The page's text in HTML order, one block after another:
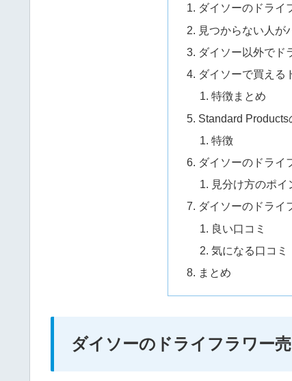
ダイソーのドライ
見つからない人が
ダイソー以外でド
ダイソーで買える
特徴まとめ
Standard
特徴
ダイソーのドライ
見分け方のポイ
ダイソーのドライ
良い口コミ
気になる口コミ
まとめ
ダイソーのドライフラワー